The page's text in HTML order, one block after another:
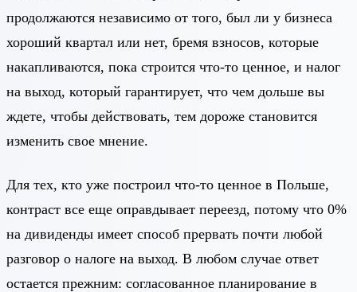
продолжаются независимо от того, был ли у бизнеса
хороший квартал или нет, бремя взносов, которые
накапливаются, пока строится что-то ценное, и налог
на выход, который гарантирует, что чем дольше вы
ждете, чтобы действовать, тем дороже становится
изменить свое мнение.
Для тех, кто уже построил что-то ценное в Польше,
контраст все еще оправдывает переезд, потому что 0%
на дивиденды имеет способ прервать почти любой
разговор о налоге на выход. В любом случае ответ
остается прежним: согласованное планирование в